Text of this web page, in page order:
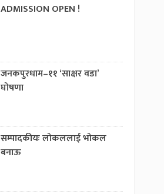
ADMISSION OPEN !
जनकपुरधाम–११ ‘साक्षर वडा’
घोषणा
सम्पादकीयः लोकललाई भोकल
बनाऊ